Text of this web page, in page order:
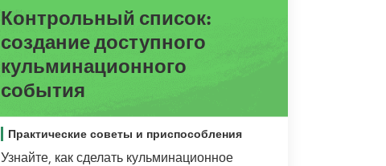
Контрольный список:
создание доступного
кульминационного
события
Практические советы и приспособления
Узнайте, как сделать кульминационное